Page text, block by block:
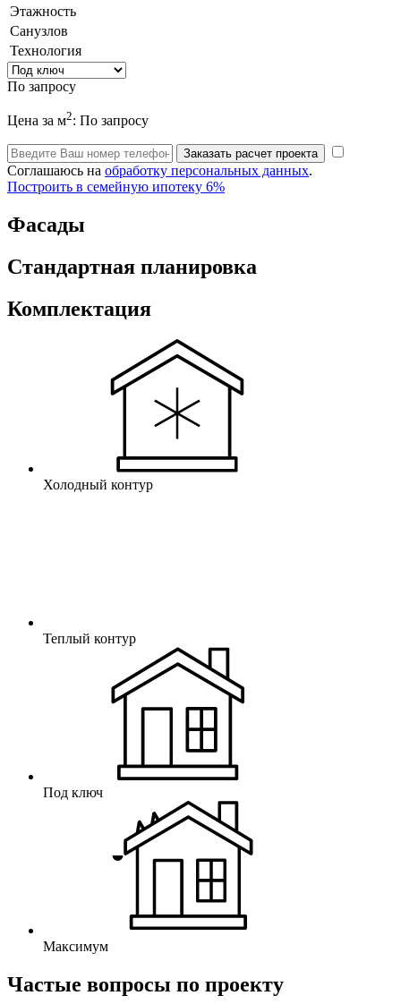
Этажность
Санузлов
Технология
По запросу
Цена за м2: По запросу
Заказать расчет проекта
Соглашаюсь на обработку персональных данных.
Построить в семейную ипотеку 6%
Фасады
Стандартная планировка
Комплектация
Холодный контур
Теплый контур
Под ключ
Максимум
Частые вопросы по проекту